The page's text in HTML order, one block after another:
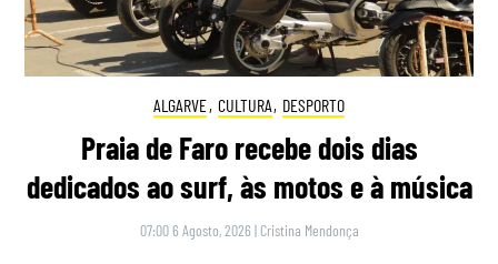
ALGARVE, CULTURA, DESPORTO
Praia de Faro recebe dois dias
dedicados ao surf, às motos e à música
07:00 6 Agosto, 2026 | Cristina Mendonça